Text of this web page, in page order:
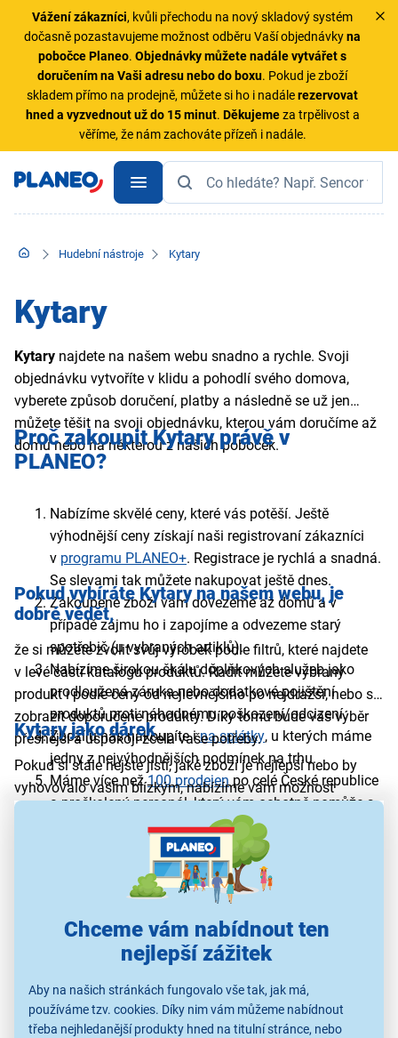
Chceme vám nabídnout ten
nejlepší zážitek
Aby na našich stránkách fungovalo vše tak, jak má,
používáme tzv. cookies. Díky nim vám můžeme nabídnout
třeba nejhledanější produkty hned na titulní stránce, nebo
Vážení zákazníci, kvůli přechodu na nový skladový systém
dočasně pozastavujeme možnost odběru Vaší objednávkyna
pobočce Planeo.Objednávky můžete nadále vytvářet s
doručením na Vaši adresu nebo do boxu. Pokud je zboží
skladem přímo na prodejně, můžete si ho i nadálerezervovat
hned a vyzvednout už do 15 minut. Děkujemeza trpělivost a
věříme, že nám zachováte přízeň i nadále.
Hudební nástroje Kytary
Kytary
Kytary najdete na našem webu snadno a rychle. Svoji
objednávku vytvoříte v klidu a pohodlí svého domova,
vyberete způsob doručení, platby a následně se už jen
můžete těšit na svoji objednávku, kterou vám doručíme až
domů nebo na některou z našich poboček.
Proč zakoupit Kytary právě v
PLANEO?
Nabízíme skvělé ceny, které vás potěší. Ještě
výhodnější ceny získají naši registrovaní zákazníci
v programu PLANEO+. Registrace je rychlá a snadná.
Se slevami tak můžete nakupovat ještě dnes.
Zakoupené zboží vám dovezeme až domů a v
případě zájmu ho i zapojíme a odvezeme starý
spotřebič (u vybraných artiklů).
Nabízíme širokou škálu doplňkových služeb jako
prodloužená záruka nebo dodatkové pojištění
produktů proti náhodnému poškození/odcizení.
Zboží u nás nakoupíte ina splátky, u kterých máme
jedny z nejvýhodnějších podmínek na trhu.
Máme více než100 prodejenpo celé České republice
a proškolený personál, který vám ochotně pomůže s
Pokud vybíráte Kytaryna našem webu, je
dobré vědět,
že si můžete zvolit svůj výrobek podle filtrů, které najdete
v levé části katalogu produktů. Řadit můžete vybraný
produkt i podle ceny od nejlevnějšího po nejdražší, nebo si
zobrazit doporučené produkty. Díky tomu bude váš výběr
přesnější a uspokojí zcela vaše potřeby.
Kytaryjako dárek
Pokud si stále nejste jistí, jaké zboží je nejlepší nebo by
vyhovovalo vašim blízkým, nabízíme vám možnost
zakoupení dárkového poukazu v některé
kamenných poboček. Univerzální řešení pro nákup
– různé hodnoty poukazů a platnost 1
rok od zakoupení vás rozhodně potěší.
Zobrazit filtry
0 produktů
Řazení: Dle doporučení